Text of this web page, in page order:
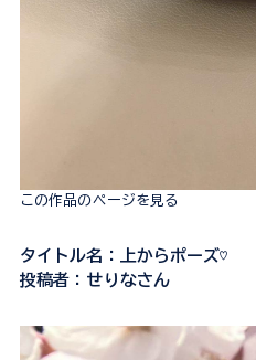
この作品のページを見る
タイトル名：上からポーズ♡
投稿者：せりなさん